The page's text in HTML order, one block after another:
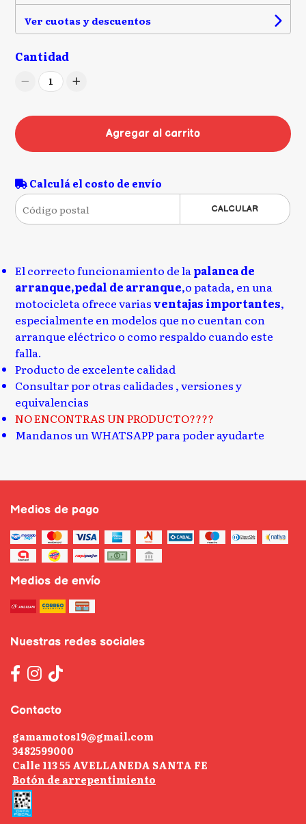
Ver cuotas y descuentos
Cantidad
1
Agregar al carrito
Calculá el costo de envío
CALCULAR
El correcto funcionamiento de lapalanca de
arranque,pedal de arranque,o patada, en una
motocicleta ofrece variasventajas importantes,
especialmente en modelos que no cuentan con
arranque eléctrico o como respaldo cuando este
falla.
Producto de excelente calidad
Consultar por otras calidades , versiones y
equivalencias
NO ENCONTRAS UN PRODUCTO????
Mandanos un WHATSAPP para poder ayudarte
Medios de pago
Medios de envío
Nuestras redes sociales
Contacto
gamamotos19@gmail.com
3482599000
Calle 113 55 AVELLANEDA SANTA FE
Botón de arrepentimiento